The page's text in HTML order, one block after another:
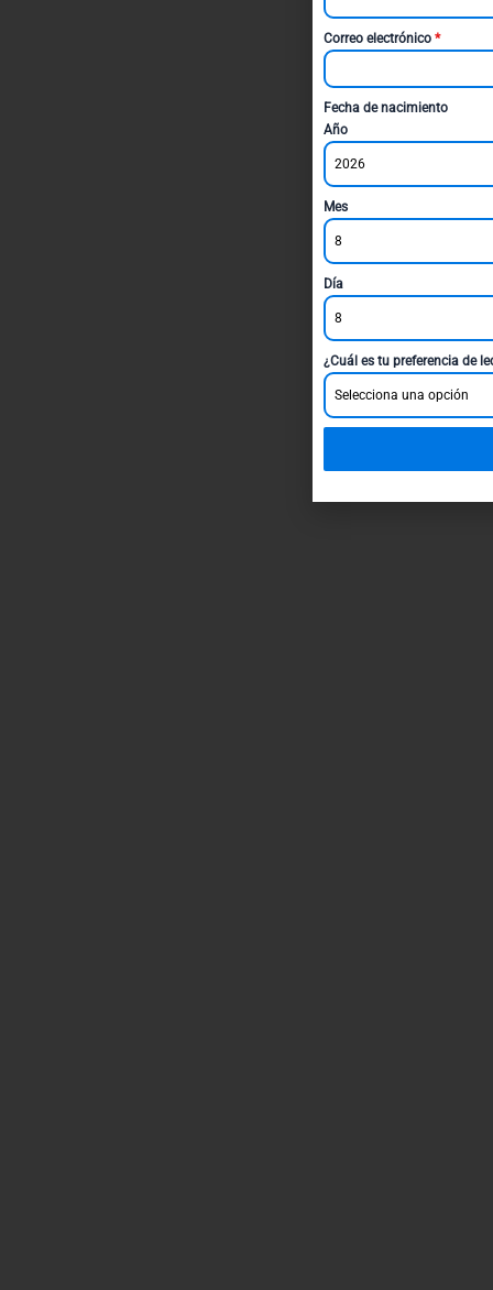
Correo electrónico *
Fecha de nacimiento
Año
2026
Mes
8
Día
8
¿Cuál es tu preferencia de
Selecciona una opción